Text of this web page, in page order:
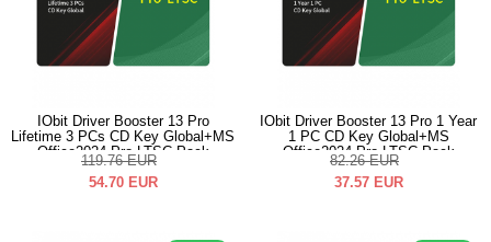
IObit Driver Booster 13 Pro
Lifetime 3 PCs CD Key Global+MS
Office2024 Pro LTSC Pack
119.76 EUR
54.70 EUR
IObit Driver Booster 13 Pro 1 Year
1 PC CD Key Global+MS
Office2024 Pro LTSC Pack
82.26 EUR
37.57 EUR